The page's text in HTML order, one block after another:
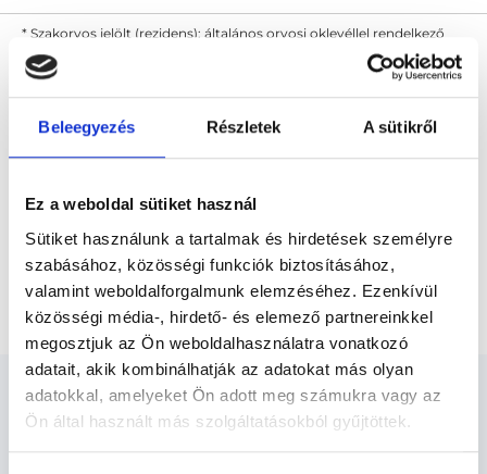
Beleegyezés Részletek A sütikről
Ez a weboldal sütiket használ
Sütiket használunk a tartalmak és hirdetések személyre
szabásához, közösségi funkciók biztosításához,
valamint weboldalforgalmunk elemzéséhez. Ezenkívül
közösségi média-, hirdető- és elemező partnereinkkel
megosztjuk az Ön weboldalhasználatra vonatkozó
adatait, akik kombinálhatják az adatokat más olyan
adatokkal, amelyeket Ön adott meg számukra vagy az
Ön által használt más szolgáltatásokból gyűjtöttek.
* Szakorvos jelölt (rezidens): általános orvosi oklevéllel rendelkező
orvos, aki jogszabályok szerinti szakorvosi szakképesítés
megszerzésére irányuló képzésben vesz részt. Ezen orvosok által
önállóan nem végezhető szakmai tevékenységért teljes
felelősséggel tartozik és azt közvetlenül felügyeli az egészségügyi
szolgáltató szakorvosa az első részvizsgáig, utána pedig a
szakorvosjelölt önállóan láthat el feladatokat. A foglaljorvost.hu
felelősségét kizárja esetleges névazonosságért bármely szakorvos
Főoldal Akupunktőr
Teljes test tűakupunktúra (fogyókúrás)